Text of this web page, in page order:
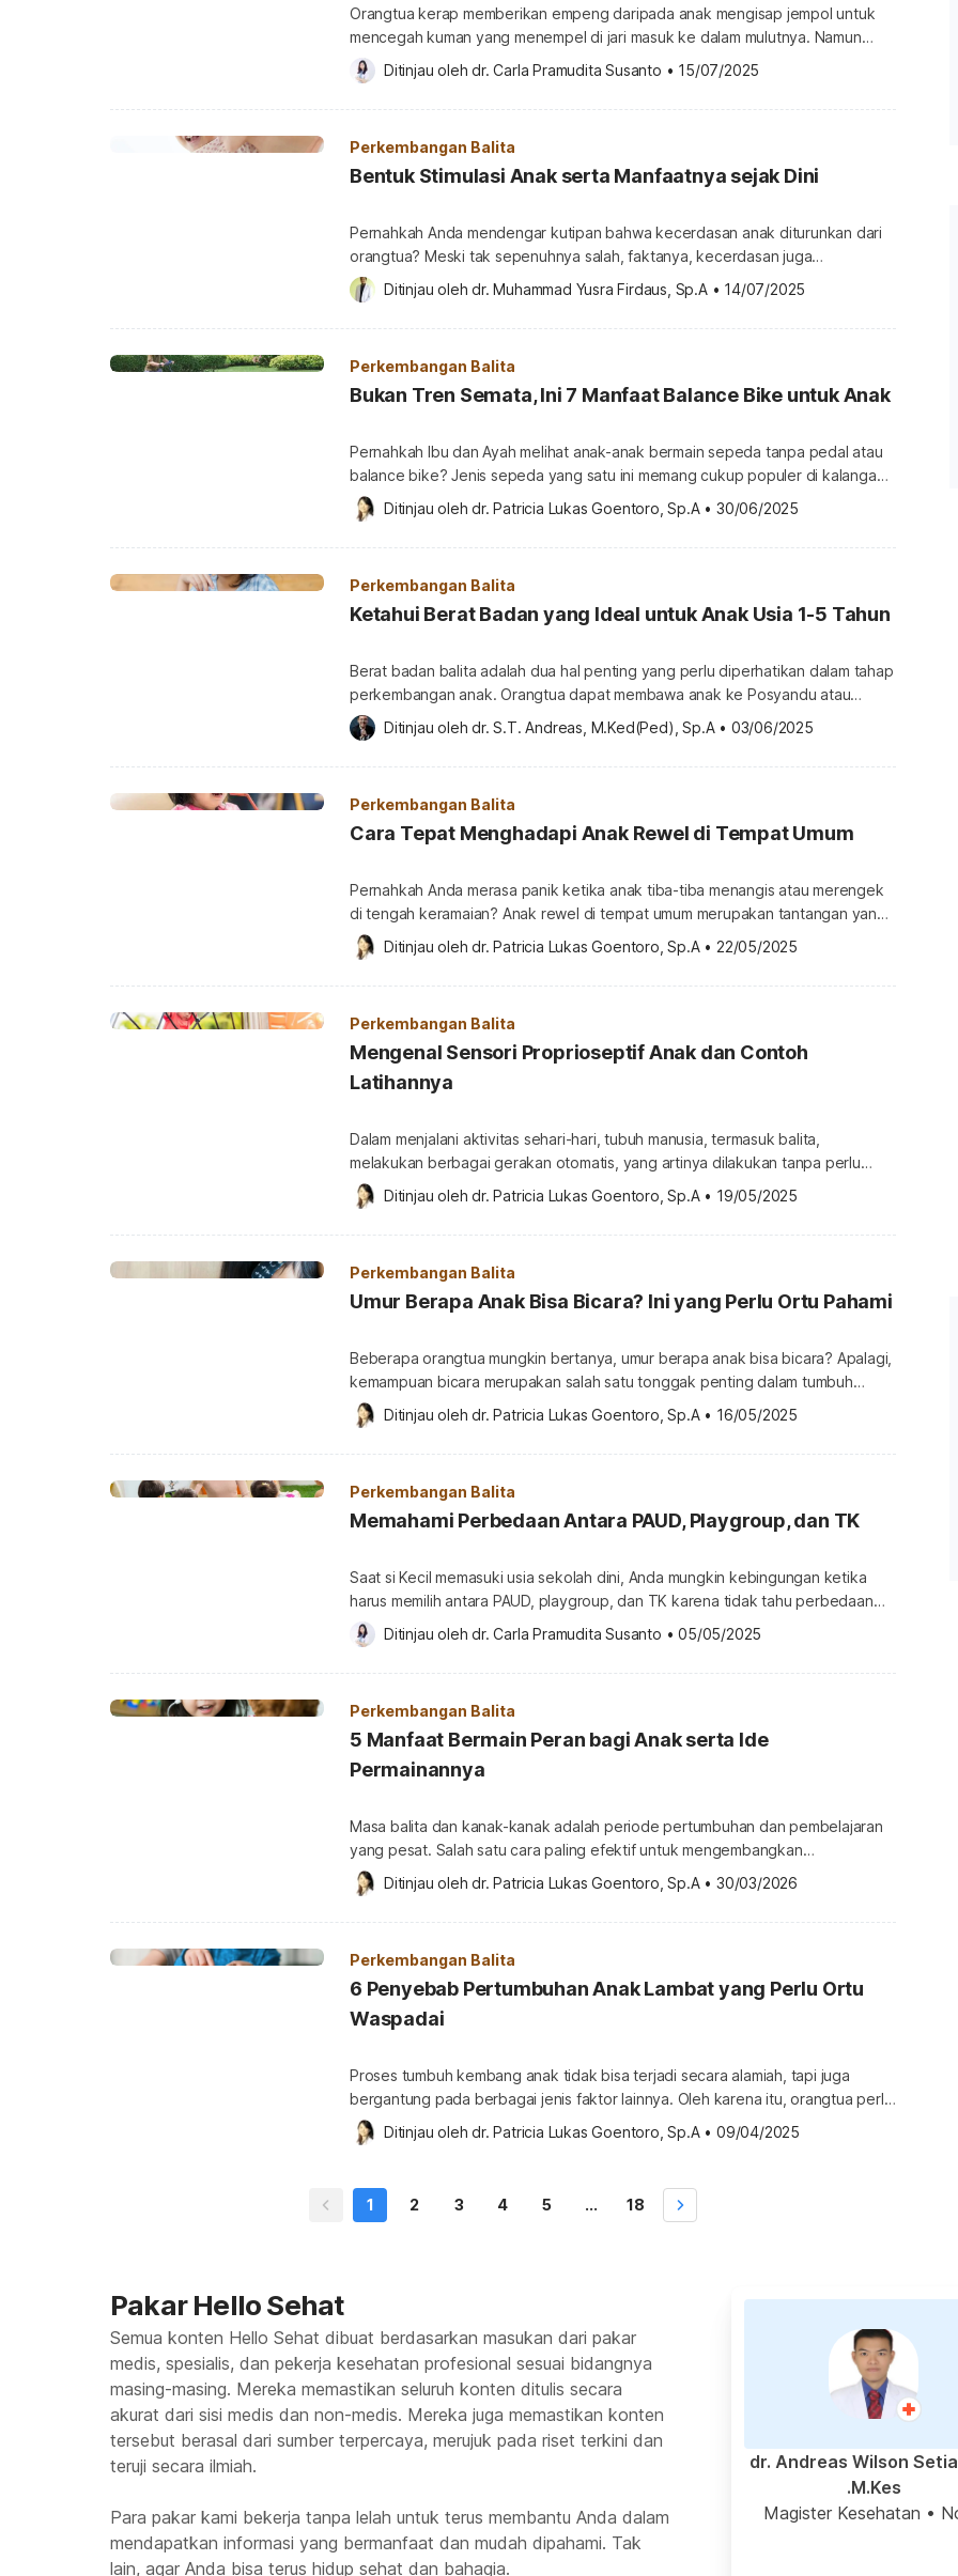
Orangtua kerap memberikan empeng daripada anak mengisap jempol untuk
mencegah kuman yang menempel di jari masuk ke dalam mulutnya. Namun
ketika anak sudah besar, ia harus berhenti menggunakan empeng karena
disebut dapat menimbulkan risiko untuk kesehatannya. Ketahui cara menyapih
anak dari empeng berikut ini. Pro dan kontra anak pakai empeng bayi Menurut
Ditinjau oleh dr. Carla Pramudita Susanto • 15/07/2025
Perkembangan Balita
Bentuk Stimulasi Anak serta Manfaatnya sejak Dini
Pernahkah Anda mendengar kutipan bahwa kecerdasan anak diturunkan dari
orangtua? Meski tak sepenuhnya salah, faktanya, kecerdasan juga
dipengaruhi oleh faktor lingkungan. Inilah mengapa stimulasi untuk anak
penting dilakukan. Selain kecerdasan, pemberian stimulasi yang tepat dapat
mendukung tumbuh kembang anak secara keseluruhan. Jadi, apa sebenarnya
kepada anak agar ia […]
Ditinjau oleh dr. Muhammad Yusra Firdaus, Sp.A • 14/07/2025
Perkembangan Balita
Bukan Tren Semata, Ini 7 Manfaat Balance Bike untuk Anak
Pernahkah Ibu dan Ayah melihat anak-anak bermain sepeda tanpa pedal atau
balance bike? Jenis sepeda yang satu ini memang cukup populer di kalangan
anak balita usia 2–5 tahun. Bukan cuma populer, balance bike juga memiliki
manfaat untuk perkembangan anak, lho! Penasaran apa saja manfaat balance
bike? Sebelum membeli, simak penjelasan berikut, yuk! Manfaat balance bike
Ditinjau oleh dr. Patricia Lukas Goentoro, Sp.A • 30/06/2025
Perkembangan Balita
Ketahui Berat Badan yang Ideal untuk Anak Usia 1-5 Tahun
Berat badan balita adalah dua hal penting yang perlu diperhatikan dalam tahap
perkembangan anak. Orangtua dapat membawa anak ke Posyandu atau
Puskesmas setiap bulan untuk mengetahui angka pasti berat anak. Seperti apa
perkembangan anak dilihat dari berat badan anak balita? Berikut penjelasan
lengkapnya. Berat badan ideal anak balita usia 1-5 tahun Memantau
Ditinjau oleh dr. S.T. Andreas, M.Ked(Ped), Sp.A • 03/06/2025
Perkembangan Balita
Cara Tepat Menghadapi Anak Rewel di Tempat Umum
Pernahkah Anda merasa panik ketika anak tiba-tiba menangis atau merengek
di tengah keramaian? Anak rewel di tempat umum merupakan tantangan yang
hampir semua orangtua pernah alami. Meskipun sering dianggap hal biasa,
perilaku ini bisa membuat orangtua merasa malu, bingung, bahkan frustrasi.
Lantas, apa penyebab dan bagaimana cara mengatasinya? Berbagai
Ditinjau oleh dr. Patricia Lukas Goentoro, Sp.A • 22/05/2025
Perkembangan Balita
Mengenal Sensori Proprioseptif Anak dan Contoh
Latihannya
Dalam menjalani aktivitas sehari-hari, tubuh manusia, termasuk balita,
melakukan berbagai gerakan otomatis, yang artinya dilakukan tanpa perlu
dipikirkan secara sadar, seperti berjalan, menjaga keseimbangan saat berdiri,
atau menggerakkan tangan untuk mengambil benda. Kemampuan ini juga
bergantung pada sistem sensorik tubuh, salah satunya proprioseptif. Apa yang
proprioseptif? Proprioseptif (proprioception) adalah […]
Ditinjau oleh dr. Patricia Lukas Goentoro, Sp.A • 19/05/2025
Perkembangan Balita
Umur Berapa Anak Bisa Bicara? Ini yang Perlu Ortu Pahami
Beberapa orangtua mungkin bertanya, umur berapa anak bisa bicara? Apalagi,
kemampuan bicara merupakan salah satu tonggak penting dalam tumbuh
kembang anak. Nah, memahami tahapan normal kemampuan bicara membantu
orangtua mengenali apakah perkembangan anak sudah sesuai usianya. Lantas,
kapan sebenarnya anak bisa bicara? Berikut penjelasannya. Umur berapa anak
Ditinjau oleh dr. Patricia Lukas Goentoro, Sp.A • 16/05/2025
Perkembangan Balita
Memahami Perbedaan Antara PAUD, Playgroup, dan TK
Saat si Kecil memasuki usia sekolah dini, Anda mungkin kebingungan ketika
harus memilih antara PAUD, playgroup, dan TK karena tidak tahu perbedaan
ketiganya. Padahal, memahami perbedaan ketiganya penting agar bisa memilih
sekolah yang tepat untuk si Kecil. Jadi, apa perbedaan antara ketiganya dan
mana yang harus dipilih? Simak informasinya berikut ini. Apa perbedaan antara
Ditinjau oleh dr. Carla Pramudita Susanto • 05/05/2025
Perkembangan Balita
5 Manfaat Bermain Peran bagi Anak serta Ide
Permainannya
Masa balita dan kanak-kanak adalah periode pertumbuhan dan pembelajaran
yang pesat. Salah satu cara paling efektif untuk mengembangkan
keterampilan sosial dan kognitif adalah melalui bermain peran. Namun, apa
sebenarnya manfaat bermain peran dalam perkembangan anak balita dan
mengapa hal ini begitu penting? Ketahui jawaban melalui ulasan di bawah ini.
Ditinjau oleh dr. Patricia Lukas Goentoro, Sp.A • 30/03/2026
Perkembangan Balita
6 Penyebab Pertumbuhan Anak Lambat yang Perlu Ortu
Waspadai
Proses tumbuh kembang anak tidak bisa terjadi secara alamiah, tapi juga
bergantung pada berbagai jenis faktor lainnya. Oleh karena itu, orangtua perlu
mengetahui hal-hal apa saja yang bisa menjadi penyebab pertumbuhan anak
lambat agar berbagai risiko dapat diantisipasi sejak dini. Tanda pertumbuhan
penting untuk memahami bahwa setiap anak […]
Ditinjau oleh dr. Patricia Lukas Goentoro, Sp.A • 09/04/2025
1 2 3 4 5 ... 18
Pakar Hello Sehat
Semua konten Hello Sehat dibuat berdasarkan masukan dari pakar
medis, spesialis, dan pekerja kesehatan profesional sesuai bidangnya
masing-masing. Mereka memastikan seluruh konten ditulis secara
akurat dari sisi medis dan non-medis. Mereka juga memastikan konten
tersebut berasal dari sumber terpercaya, merujuk pada riset terkini dan
teruji secara ilmiah.
Para pakar kami bekerja tanpa lelah untuk terus membantu Anda dalam
mendapatkan informasi yang bermanfaat dan mudah dipahami. Tak
lain, agar Anda bisa terus hidup sehat dan bahagia.
dr. Andreas Wilson
M.Kes.
Magister Kesehatan •